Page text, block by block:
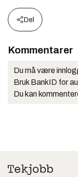
Del
Kommentarer
Du må være
Bruk BankID for
Du kan